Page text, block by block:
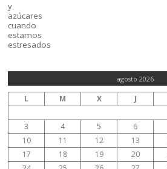
agosto 2026
L M X J
3
4 5 6
10
11 12 13
17
18 19 20